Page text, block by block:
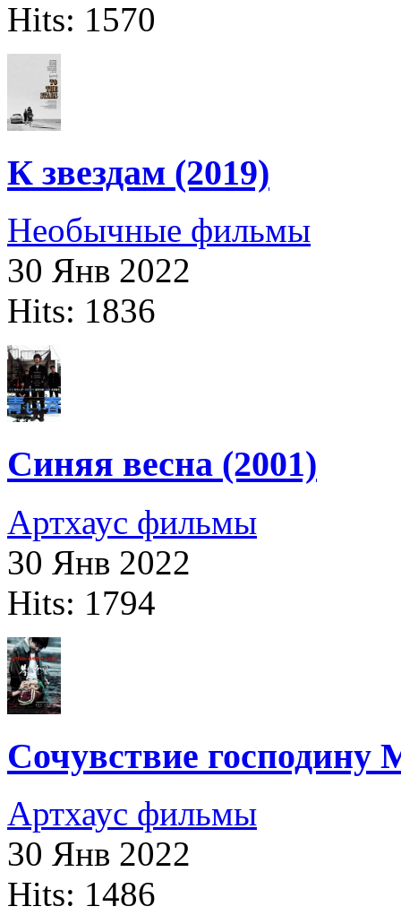
Hits: 1570
К звездам (2019)
Необычные фильмы
30 Янв 2022
Hits: 1836
Синяя весна (2001)
Артхаус фильмы
30 Янв 2022
Hits: 1794
Сочувствие господину
Артхаус фильмы
30 Янв 2022
Hits: 1486